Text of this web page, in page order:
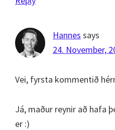
Hannes says
24. November,
Vei, fyrsta kommentið
Já, maður reynir að hafa
er :)